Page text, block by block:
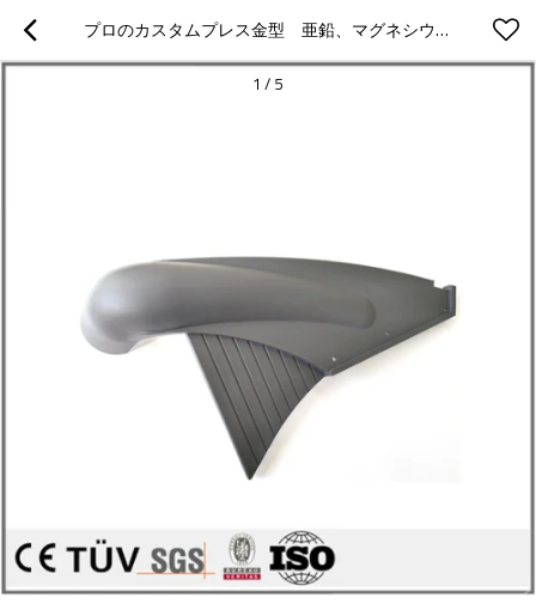
プロのカスタムプレス金型　亜鉛、マグネシウム、アルミでのダイキャスト金型
1 / 5